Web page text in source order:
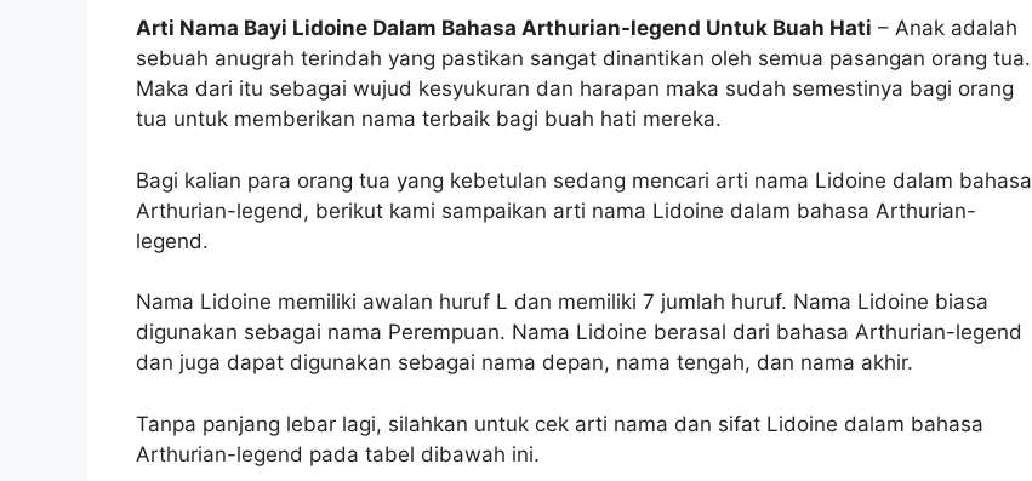
Arti Nama Bayi Lidoine Dalam Bahasa Arthurian-legend Untuk Buah Hati – Anak adalah
sebuah anugrah terindah yang pastikan sangat dinantikan oleh semua pasangan orang tua.
Maka dari itu sebagai wujud kesyukuran dan harapan maka sudah semestinya bagi orang
tua untuk memberikan nama terbaik bagi buah hati mereka.
Bagi kalian para orang tua yang kebetulan sedang mencari arti nama Lidoine dalam bahasa
Arthurian-legend, berikut kami sampaikan arti nama Lidoine dalam bahasa Arthurian-
legend.
Nama Lidoine memiliki awalan huruf L dan memiliki 7 jumlah huruf. Nama Lidoine biasa
digunakan sebagai nama Perempuan. Nama Lidoine berasal dari bahasa Arthurian-legend
dan juga dapat digunakan sebagai nama depan, nama tengah, dan nama akhir.
Tanpa panjang lebar lagi, silahkan untuk cek arti nama dan sifat Lidoine dalam bahasa
Arthurian-legend pada tabel dibawah ini.